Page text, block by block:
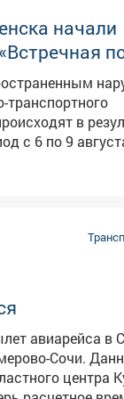
-
область (+233 %), третье - Новосибирская область (+156 %). Фото: АиФ
начали
транспортного
в
284 (АППГ-
движения. Следует
в нарушение
7500 рублей
4 до 6
нарушению,
о лишении
авиарейса в
Сочи.
центра